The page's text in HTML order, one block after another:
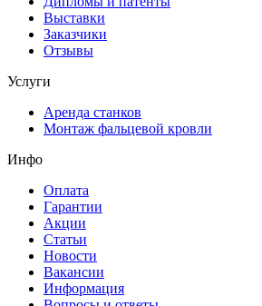
Выставки
Заказчики
Отзывы
Услуги
Аренда станков
Монтаж фальцевой кровли
Инфо
Оплата
Гарантии
Акции
Статьи
Новости
Вакансии
Информация